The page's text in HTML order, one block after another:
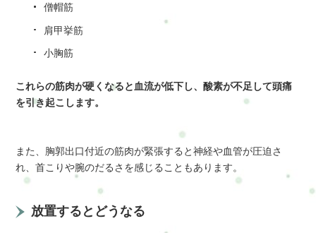
僧帽筋
肩甲挙筋
小胸筋
これらの筋肉が硬くなると血流が低下し、酸素が不足して頭痛
を引き起こします。
また、胸郭出口付近の筋肉が緊張すると神経や血管が圧迫さ
れ、首こりや腕のだるさを感じることもあります。
放置するとどうなる